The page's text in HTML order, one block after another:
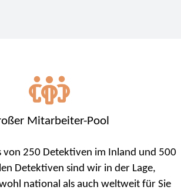
Mitarbeiter-Pool
von 250 Detektiven im Inland und 500
Detektiven sind wir in der Lage,
national als auch weltweit für Sie